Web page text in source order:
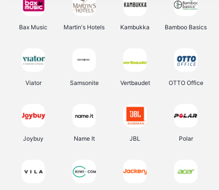
Bax Music Martin's Hotels Kambukka Bamboo Basics
Viator Samsonite Vertbaudet OTTO Office
Joybuy Name It JBL Polar